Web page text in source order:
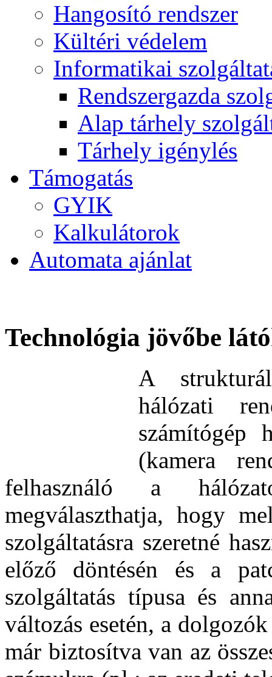
Hangosító rendszer
Kültéri védelem
Informatikai
Rendszergazda
Alap tárhely
Tárhely igénylés
Támogatás
GYIK
Kalkulátorok
Automata ajánlat
Technológia jövőbe
A
hálózati
számítógép
(kamera
felhasználó a
megválaszthatja, hogy
szolgáltatásra szeretné
előző döntésén és a
szolgáltatás típusa és
változás esetén, a
már biztosítva van az